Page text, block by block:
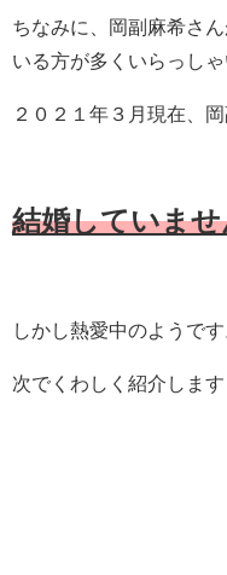
ちなみに、岡副麻希さ
いる方が多くいらっしゃ
２０２１年３月現在、
結婚していませ
しかし熱愛中のようです
次でくわしく紹介します